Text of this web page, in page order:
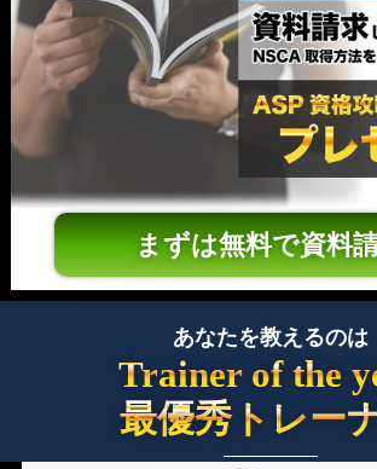
まずは無料で資料
あなたを教えるのは
Trainer of the
最優秀トレー